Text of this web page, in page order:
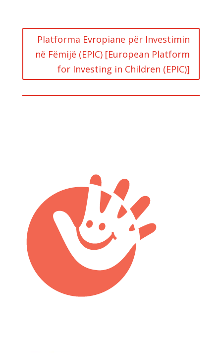
Platforma Evropiane për Investimin
në Fëmijë (EPIC) [European Platform
for Investing in Children (EPIC)]